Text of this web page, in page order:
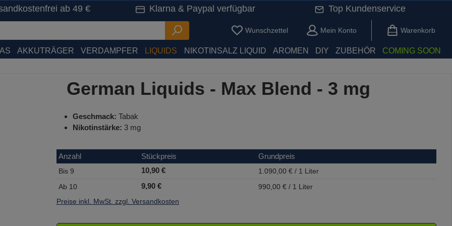
ab 49 € Klarna & Paypal verfügbar Top Kundenservice
Wunschzettel Du hast 0 Produkte auf dem Merkzettel
Mein Konto Warenkorb
AKKUTRÄGER VERDAMPFER LIQUIDS NIKOTINSALZ LIQUID AROMEN DIY ZUBEHÖR COMING SOON
German Liquids - Max Blend - 3 mg
Geschmack: Tabak
Nikotinstärke: 3 mg
Anzahl Stückpreis Grundpreis
Bis 9 10,90 €
1.090,00 € / 1 Liter
Ab 10 9,90 €
990,00 € / 1 Liter
Preise inkl. MwSt. zzgl. Versandkosten